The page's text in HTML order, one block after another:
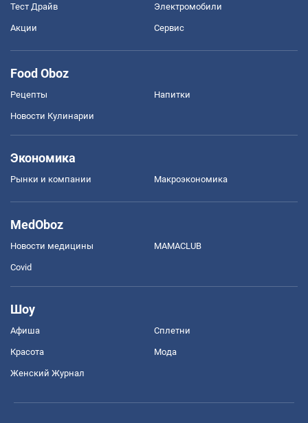
Тест Драйв Электромобили
Акции Сервис
Food Oboz
Рецепты Напитки
Новости Кулинарии
Экономика
Рынки и компании Mакроэкономика
MedOboz
Новости медицины MAMACLUB
Covid
Шоу
Афиша Сплетни
Красота Мода
Женский Журнал